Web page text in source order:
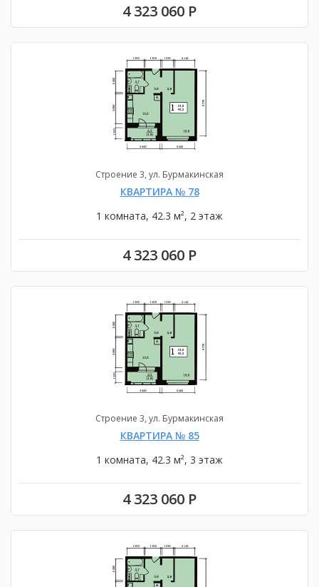
4 323 060 Р
Строение 3, ул. Бурмакинская
КВАРТИРА № 78
1 комната, 42.3 м², 2 этаж
4 323 060 Р
Строение 3, ул. Бурмакинская
КВАРТИРА № 85
1 комната, 42.3 м², 3 этаж
4 323 060 Р